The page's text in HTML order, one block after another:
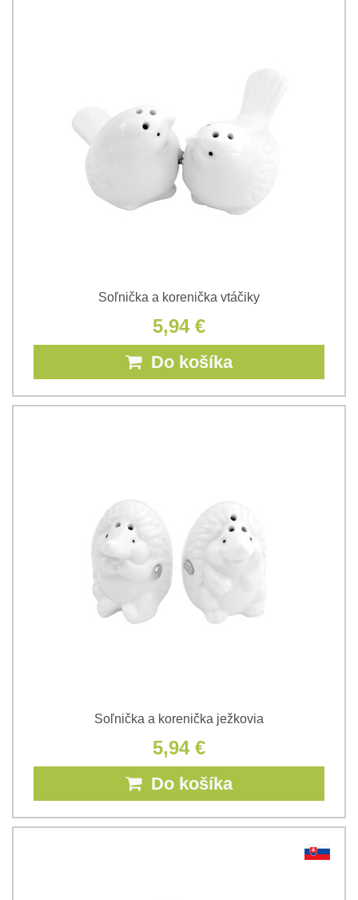
Soľnička a korenička vtáčiky
5,94 €
Do košíka
Soľnička a korenička ježkovia
5,94 €
Do košíka